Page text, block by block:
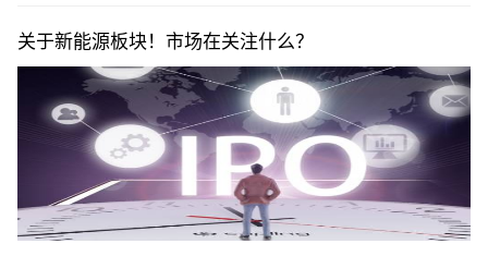
关于新能源板块！市场在关注什么？